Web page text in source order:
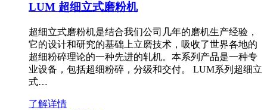
LUM 超细立式磨粉机
超细立式磨粉机是结合我们公司几年的磨机生产经验，
它的设计和研究的基础上立磨技术，吸收了世界各地的
超细粉碎理论的一种先进的轧机。本系列产品是一种专
业设备，包括超细粉碎，分级和交付。 LUM系列超细立
式…
了解详情